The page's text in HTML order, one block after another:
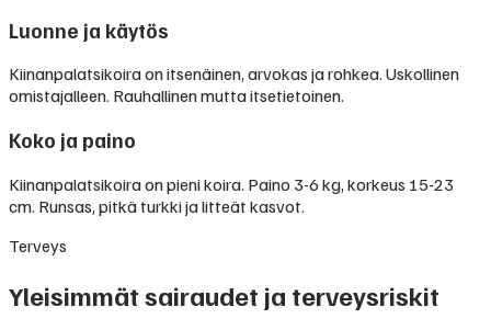
Luonne ja käytös
Kiinanpalatsikoira on itsenäinen, arvokas ja rohkea. Uskollinen
omistajalleen. Rauhallinen mutta itsetietoinen.
Koko ja paino
Kiinanpalatsikoira on pieni koira. Paino 3-6 kg, korkeus 15-23
cm. Runsas, pitkä turkki ja litteät kasvot.
Terveys
Yleisimmät sairaudet ja terveysriskit